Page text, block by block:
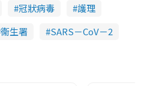
冠狀病毒
護理
衞生署 SARS－CoV－2